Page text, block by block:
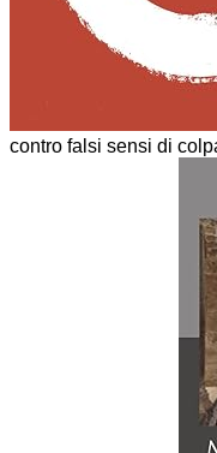
contro falsi sensi di